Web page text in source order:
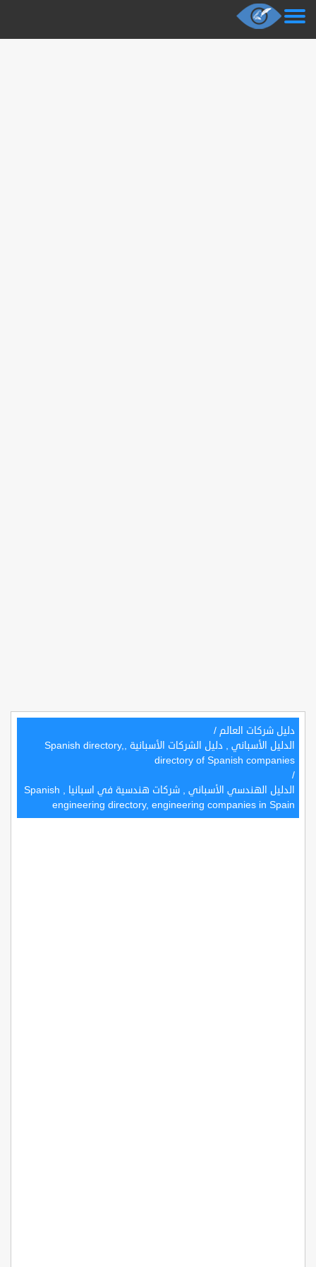
دليل شركات العالم /
الدليل الأسباني , دليل الشركات الأسبانية ,Spanish directory,
directory of Spanish companies
/
الدليل الهندسي الأسباني , شركات هندسية في اسبانيا , Spanish
engineering directory, engineering companies in Spain